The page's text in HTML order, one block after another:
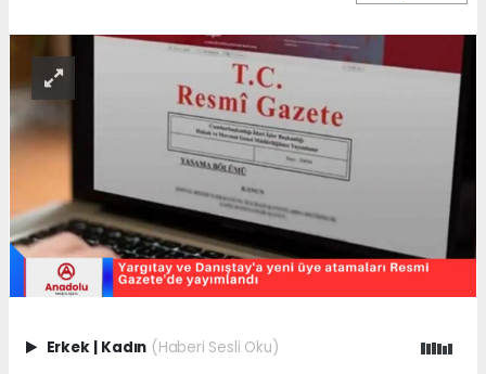
Erkek | Kadın (Haberi Sesli Oku)